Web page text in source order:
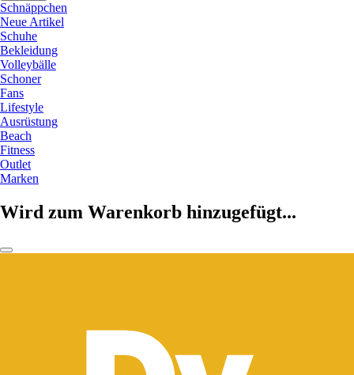
Schnäppchen
Neue Artikel
Schuhe
Bekleidung
Volleybälle
Schoner
Fans
Lifestyle
Ausrüstung
Beach
Fitness
Outlet
Marken
Wird zum Warenkorb hinzugefügt...